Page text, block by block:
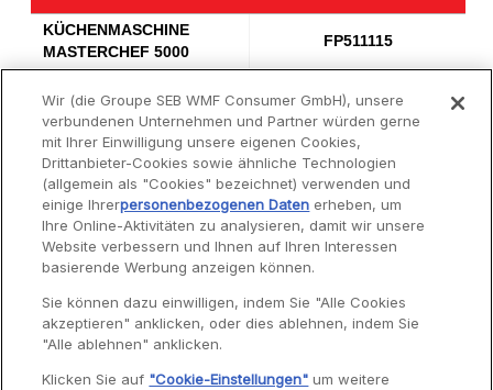
Produkte
KÜCHENMASCHINE
MASTERCHEF 5000
FP511115
MASTERCHEF 5000
FP518GB1
KÜCHENMASCHINE
MASTERCHEF 8000
FP657GB2
Service
Garantie
Wir (die Groupe SEB WMF Consumer GmbH), unsere
verbundenen Unternehmen und Partner würden gerne
mit Ihrer Einwilligung unsere eigenen Cookies,
Drittanbieter-Cookies sowie ähnliche Technologien
(allgemein als "Cookies" bezeichnet) verwenden und
einige Ihrerpersonenbezogenen Daten erheben, um
Ihre Online-Aktivitäten zu analysieren, damit wir unsere
Website verbessern und Ihnen auf Ihren Interessen
basierende Werbung anzeigen können.
Sie können dazu einwilligen, indem Sie "Alle Cookies
akzeptieren" anklicken, oder dies ablehnen, indem Sie
"Alle ablehnen" anklicken.
Klicken Sie auf "Cookie-Einstellungen" um weitere